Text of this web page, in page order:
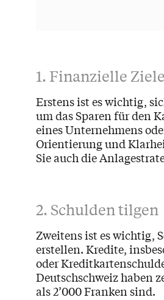
1. Finanzielle
Erstens ist es wichtig,
um das Sparen für den
eines Unternehmens
Orientierung und
Sie auch die
2. Schulden tilgen
Zweitens ist es wichtig,
erstellen. Kredite,
oder
Deutschschweiz haben
als 2’000 Franken sind.